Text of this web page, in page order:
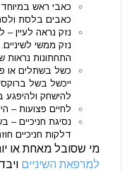
כאבי ראש
כאבים בלסת
נזק נראה לעיין –
נזק ממשי
התחתונות נראות
כשל בשתלים או
ייכשל בשל
להישחק ולהיפגע
לחיים פצועות –
נסיגת חניכיים –
דלקות חניכיים
מי שסובל מאחת או
למרפאת השיניים